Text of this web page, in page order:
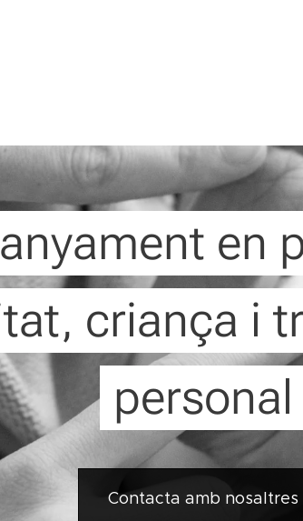
en
criança i
personal
Contacta amb nosaltres